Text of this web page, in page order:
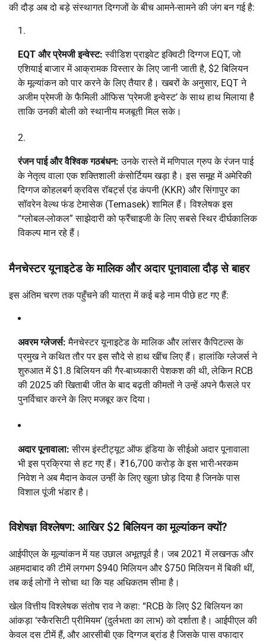
की दौड़ अब दो बड़े संस्थागत दिग्गजों के बीच आमने-सामने की जंग बन गई है:
EQT और प्रेमजी इन्वेस्ट: स्वीडिश प्राइवेट इक्विटी दिग्गज EQT, जो
एशियाई बाजार में आक्रामक विस्तार के लिए जानी जाती है, $2 बिलियन
के मूल्यांकन को पार करने के लिए तैयार है। खबरों के अनुसार, EQT ने
अजीम प्रेमजी के फैमिली ऑफिस ‘प्रेमजी इन्वेस्ट’ के साथ हाथ मिलाया है
ताकि उनकी बोली को स्थानीय मजबूती मिल सके।
रंजन पाई और वैश्विक गठबंधन: उनके रास्ते में मणिपाल ग्रुप के रंजन पाई
के नेतृत्व वाला एक शक्तिशाली कंसोर्टियम खड़ा है। इस समूह में अमेरिकी
दिग्गज कोहलबर्ग क्रविस रॉबर्ट्स एंड कंपनी (KKR) और सिंगापुर का
सॉवरेन वेल्थ फंड टेमासेक (Temasek) शामिल हैं। विश्लेषक इस
“ग्लोबल-लोकल” साझेदारी को फ्रैंचाइजी के लिए सबसे स्थिर दीर्घकालिक
विकल्प मान रहे हैं।
मैनचेस्टर यूनाइटेड के मालिक और अदार पूनावाला दौड़ से बाहर
इस अंतिम चरण तक पहुँचने की यात्रा में कई बड़े नाम पीछे हट गए हैं:
अवरम ग्लेजर्स: मैनचेस्टर यूनाइटेड के मालिक और लांसर कैपिटल्स के
प्रमुख ने कथित तौर पर इस सौदे से हाथ खींच लिए हैं। हालांकि ग्लेजर्स ने
शुरुआत में $1.8 बिलियन की गैर-बाध्यकारी पेशकश की थी, लेकिन RCB
की 2025 की खिताबी जीत के बाद बढ़ती कीमतों ने उन्हें अपने फैसले पर
पुनर्विचार करने के लिए मजबूर कर दिया।
अदार पूनावाला: सीरम इंस्टीट्यूट ऑफ इंडिया के सीईओ अदार पूनावाला
भी इस प्रक्रिया से हट गए हैं। ₹16,700 करोड़ के इस भारी-भरकम
निवेश ने अब मैदान केवल उन्हीं के लिए खुला छोड़ दिया है जिनके पास
विशाल पूंजी भंडार है।
विशेषज्ञ विश्लेषण: आखिर $2 बिलियन का मूल्यांकन क्यों?
आईपीएल के मूल्यांकन में यह उछाल अभूतपूर्व है। जब 2021 में लखनऊ और
अहमदाबाद की टीमें लगभग $940 मिलियन और $750 मिलियन में बिकी थीं,
तब कई लोगों ने सोचा था कि यह अधिकतम सीमा है।
खेल वित्तीय विश्लेषक संतोष राव ने कहा: “RCB के लिए $2 बिलियन का
आंकड़ा ‘स्कैरसिटी प्रीमियम’ (दुर्लभता का लाभ) को दर्शाता है। आईपीएल की
केवल दस टीमें हैं, और आरसीबी एक दिग्गज ब्रांड है जिसके पास वफादार